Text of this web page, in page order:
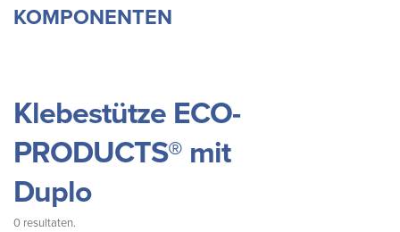
KOMPONENTEN
Klebestütze ECO-
PRODUCTS® mit
Duplo
0 resultaten.